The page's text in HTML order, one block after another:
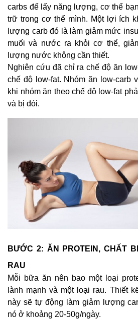
carbs để lấy năng lượng, cơ thể
trữ trong cơ thể mình. Một lợi ích
lượng carb đó là làm giảm mức
muối và nước ra khỏi cơ thể,
lượng nước không cần thiết.
Nghiên cứu đã chỉ ra chế độ ăn
chế độ low-fat. Nhóm ăn low-carb
khi nhóm ăn theo chế độ low-fat
và bị đói.
BƯỚC 2: ĂN PROTEIN, CHẤT
RAU
Mỗi bữa ăn nên bao một loại
lành mạnh và một loại rau. Thiết
này sẽ tự động làm giảm lượng
nó ở khoảng 20-50g/ngày.